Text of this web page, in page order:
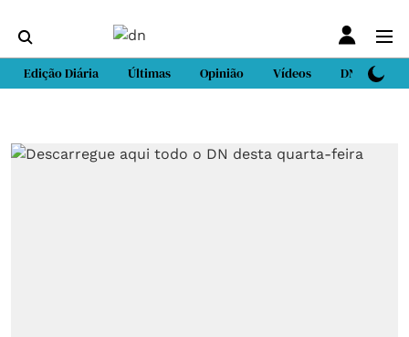
Edição Diária Últimas Opinião Vídeos DN Sport